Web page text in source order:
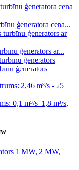
ģeneratora cena...
ģenerators ar...
ģenerators